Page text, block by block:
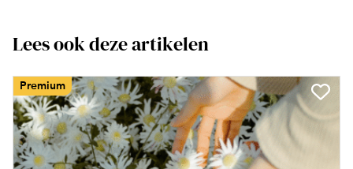
Lees ook deze artikelen
Premium